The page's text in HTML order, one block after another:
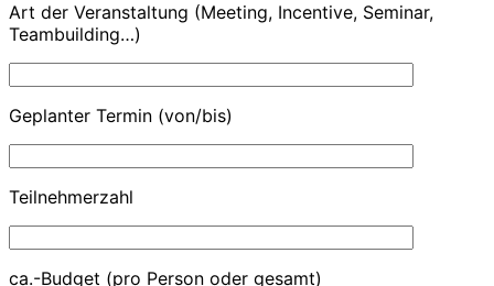
Art der Veranstaltung (Meeting, Incentive, Seminar,
Teambuilding…)
Geplanter Termin (von/bis)
Teilnehmerzahl
ca.-Budget (pro Person oder gesamt)